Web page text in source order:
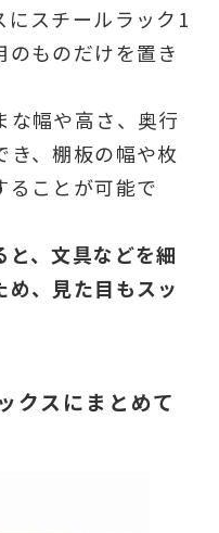
にスチールラック1
のものだけを置き
な幅や高さ、奥行
き、棚板の幅や枚
ることが可能で
、文具などを細
め、見た目もスッ
クスにまとめて